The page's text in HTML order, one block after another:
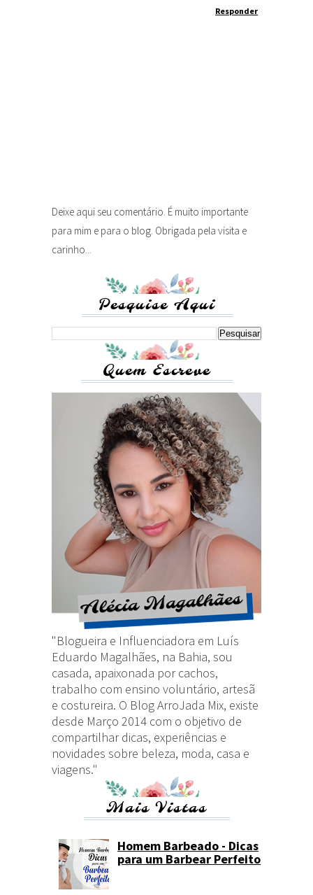
Responder
Deixe aqui seu comentário. É muito importante
para mim e para o blog. Obrigada pela visita e
carinho...
Pesquise Aqui
Quem Escreve
"Blogueira e Influenciadora em Luís
Eduardo Magalhães, na Bahia, sou
casada, apaixonada por cachos,
trabalho com ensino voluntário, artesã
e costureira. O Blog ArroJada Mix, existe
desde Março 2014 com o objetivo de
compartilhar dicas, experiências e
novidades sobre beleza, moda, casa e
viagens."
Mais Vistas
Homem Barbeado - Dicas
para um Barbear Perfeito